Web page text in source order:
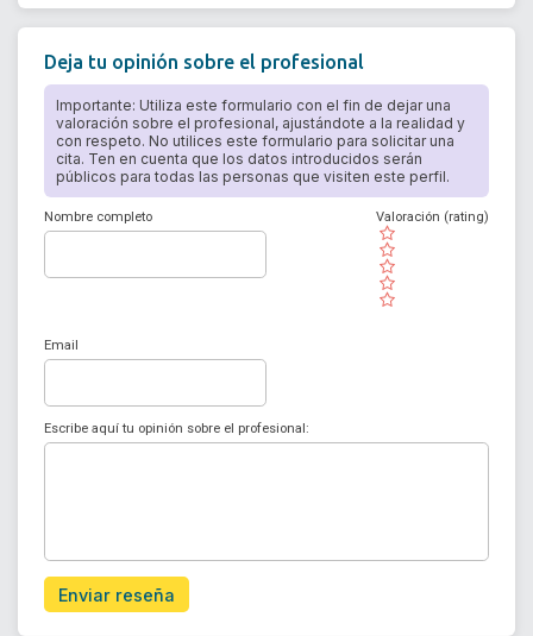
Deja tu opinión sobre el profesional
Importante: Utiliza este formulario con el fin de dejar una
valoración sobre el profesional, ajustándote a la realidad y
con respeto. No utilices este formulario para solicitar una
cita. Ten en cuenta que los datos introducidos serán
públicos para todas las personas que visiten este perfil.
Nombre completo
( )
( )
( )
( )
( )
Valoración (rating)
Email
Escribe aquí tu opinión sobre el profesional:
Enviar reseña